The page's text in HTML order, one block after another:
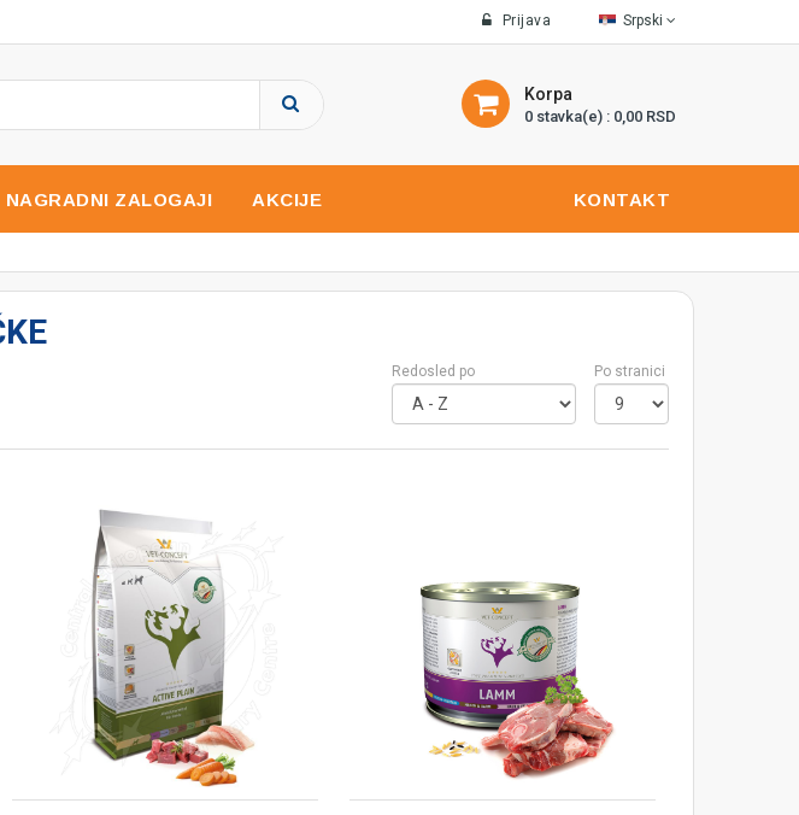
Prijava Srpski
Korpa
0 stavka(e) : 0,00 RSD
NAGRADNI ZALOGAJI AKCIJE KONTAKT
Redosled po Po stranici
DODAJ U KORPU